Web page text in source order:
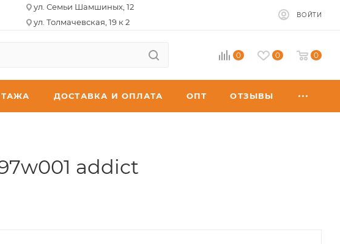
ул. Семьи Шамшиных, 12
ул. Толмачевская, 19 к 2
ВОЙТИ
0 0 0
ДОСТАВКА И ОПЛАТА ОПТ ОТЗЫВЫ
addict